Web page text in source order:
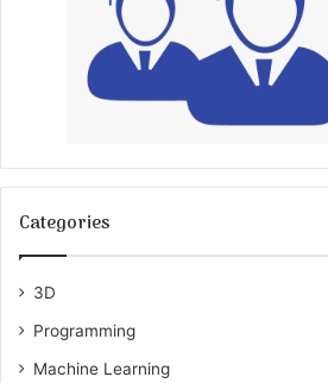
Categories
3D
Programming
Machine Learning